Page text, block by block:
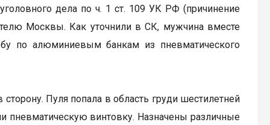
дела по ч. 1 ст. 109 УК РФ (причинение
Москвы. Как уточнили в СК, мужчина вместе
по алюминиевым банкам из пневматического
Пуля попала в область груди шестилетней
пневматическую винтовку. Назначены различные